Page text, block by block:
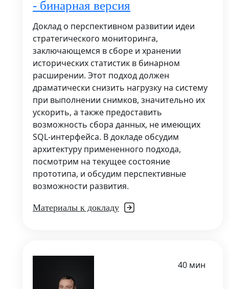
- бинарная версия
Доклад о перспективном развитии идеи
стратегического мониторинга,
заключающемся в сборе и хранении
исторических статистик в бинарном
расширении. Этот подход должен
драматически снизить нагрузку на систему
при выполнении снимков, значительно их
ускорить, а также предоставить
возможность сбора данных, не имеющих
SQL-интерфейса. В докладе обсудим
архитектуру примененного подхода,
посмотрим на текущее состояние
прототипа, и обсудим перспективные
возможности развития.
Материалы к докладу
40 мин